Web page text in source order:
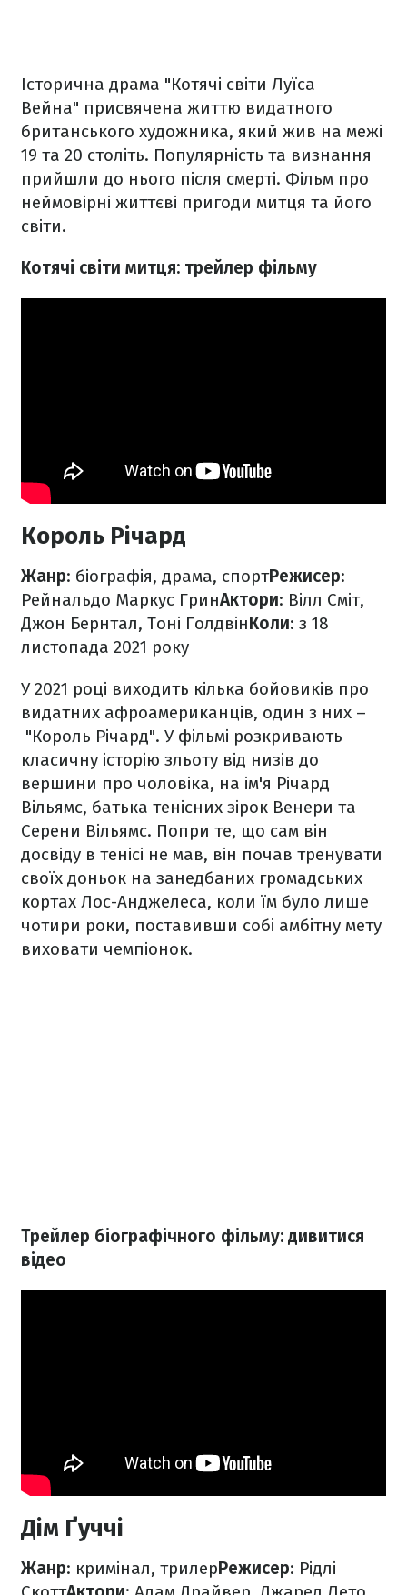
Історична драма "Котячі світи Луїса
Вейна" присвячена життю видатного
британського художника, який жив на межі
19 та 20 століть. Популярність та визнання
прийшли до нього після смерті. Фільм про
неймовірні життєві пригоди митця та його
світи.
Котячі світи митця: трейлер фільму
Король Річард
Жанр: біографія, драма, спортРежисер:
Рейнальдо Маркус ГринАктори: Вілл Сміт,
Джон Бернтал, Тоні ГолдвінКоли: з 18
листопада 2021 року
У 2021 році виходить кілька бойовиків про
видатних афроамериканців, один з них –
"Король Річард". У фільмі розкривають
класичну історію зльоту від низів до
вершини про чоловіка, на ім'я Річард
Вільямс, батька тенісних зірок Венери та
Серени Вільямс. Попри те, що сам він
досвіду в тенісі не мав, він почав тренувати
своїх доньок на занедбаних громадських
кортах Лос-Анджелеса, коли їм було лише
чотири роки, поставивши собі амбітну мету
виховати чемпіонок.
Трейлер біографічного фільму: дивитися
відео
Дім Ґуччі
Жанр: кримінал, трилерРежисер: Рідлі